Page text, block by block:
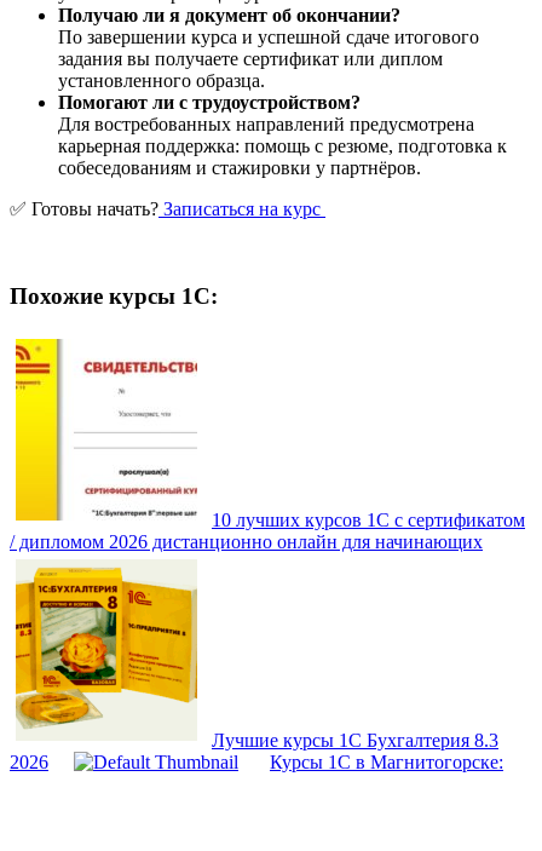
Получаю ли я документ об окончании?
По завершении курса и успешной сдаче итогового
задания вы получаете сертификат или диплом
установленного образца.
Помогают ли с трудоустройством?
Для востребованных направлений предусмотрена
карьерная поддержка: помощь с резюме, подготовка к
собеседованиям и стажировки у партнёров.
✅ Готовы начать? Записаться на курс
Похожие курсы 1С:
10 лучших курсов 1С с сертификатом
/ дипломом 2026 дистанционно онлайн для начинающих
Лучшие курсы 1С Бухгалтерия 8.3
2026
Курсы 1С в Магнитогорске: